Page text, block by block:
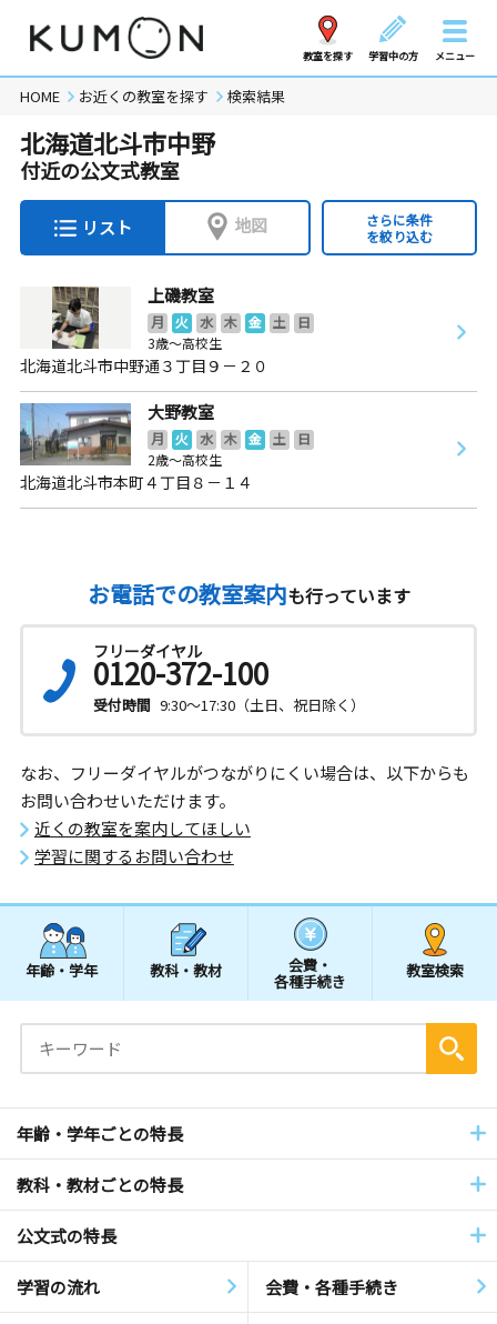
教室を探す 学習中の方 メニュー
HOME お近くの教室を探す 検索結果
北海道北斗市中野
付近の公文式教室
リスト 地図
さらに条件
を絞り込む
上磯教室
月 火 水 木 金 土
日
3歳～高校生
北海道北斗市中野通３丁目９－２０
大野教室
月 火 水 木 金 土
日
2歳～高校生
北海道北斗市本町４丁目８－１４
お電話での教室案内も行っています
フリーダイヤル
0120-372-100
受付時間 9:30～17:30（土日、祝日除く）
なお、フリーダイヤルがつながりにくい場合は、以下からも
お問い合わせいただけます。
近くの教室を案内してほしい
学習に関するお問い合わせ
年齢・学年 教科・教材 会費・
各種手続き
教室検索
年齢・学年ごとの特長
教科・教材ごとの特長
公文式の特長
学習の流れ 会費・各種手続き